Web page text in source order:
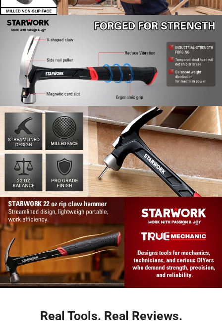
Real Tools. Real Reviews.
Are you 18 years old or older?
Yes, I am